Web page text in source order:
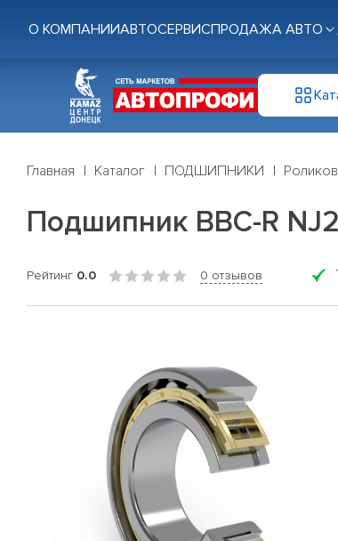
О КОМПАНИИАВТОСЕРВИСПРОДАЖА АВТО
Главная Каталог ПОДШИПНИКИ
Подшипник BBC-R
Рейтинг 0.0 0 отзывов